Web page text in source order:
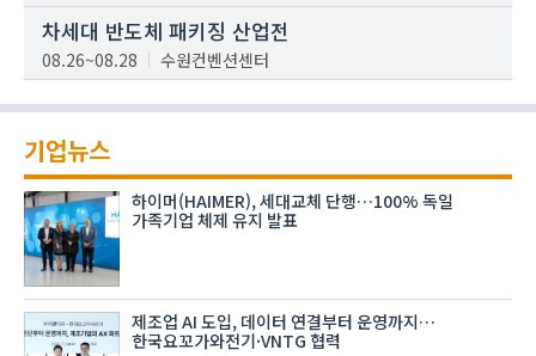
차세대 반도체 패키징 산업전
08.26~08.28 수원컨벤션센터
기업뉴스
하이머(HAIMER), 세대교체 단행…100% 독일
가족기업 체제 유지 발표
제조업 AI 도입, 데이터 연결부터 운영까지…
한국요꼬가와전기·VNTG 협력